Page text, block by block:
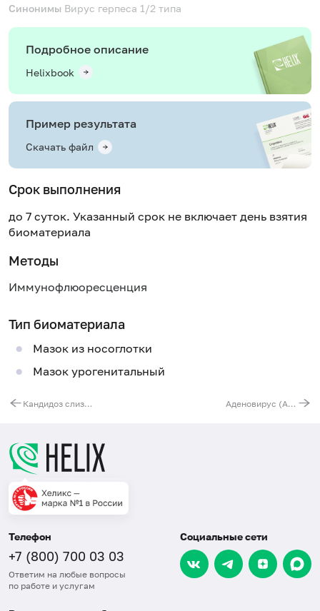
Синонимы Вирус герпеса 1/2 типа
Подробное описание
Helixbook
Пример результата
Скачать файл
Срок выполнения
до 7 суток. Указанный срок не включает день взятия
биоматериала
Методы
Иммунофлюоресценция
Тип биоматериала
Мазок из носоглотки
Мазок урогенитальный
Кандидоз слизистой. Выделение чистой культуры и определение чувствительности к антимикотическим препаратам Аденовирус (Adenovirus), ИФА
Телефон
+7 (800) 700 03 03
Ответим на любые вопросы
по работе и услугам
Социальные сети